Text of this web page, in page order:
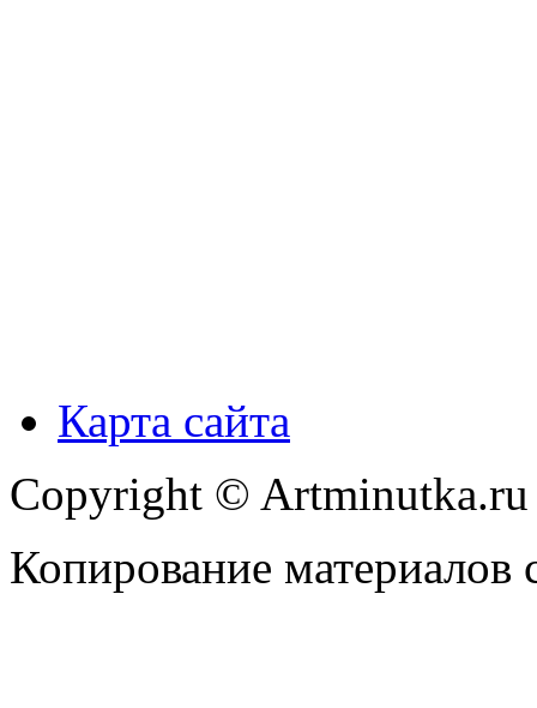
Карта сайта
Copyright © Artminutka.ru
Копирование материалов